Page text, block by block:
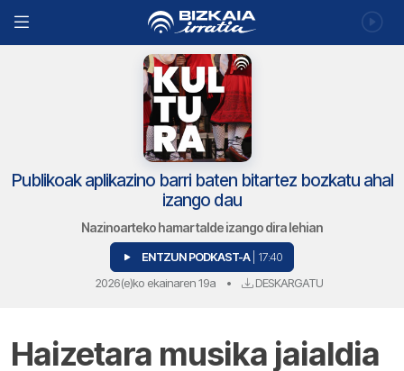
Publikoak aplikazino barri baten bitartez bozkatu ahal
izango dau
Nazinoarteko hamar talde izango dira lehian
ENTZUN PODKAST-A | 17:40
2026(e)ko ekainaren 19a • DESKARGATU
Haizetara musika jaialdia